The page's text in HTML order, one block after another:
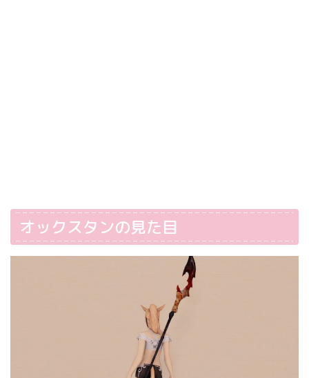
オックスタンの見た目